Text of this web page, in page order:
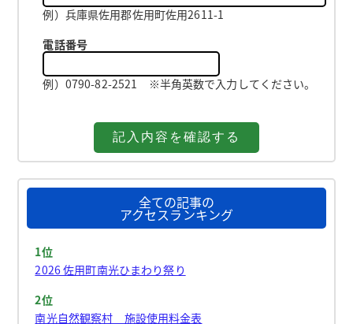
例）兵庫県佐用郡佐用町佐用2611-1
電話番号
例）0790-82-2521 ※半角英数で入力してください。
全ての記事の
アクセスランキング
1位
2026 佐用町南光ひまわり祭り
2位
南光自然観察村 施設使用料金表